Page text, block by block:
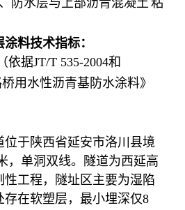
防水层与上部沥青混凝土 粘
涂料技术指标：
据JT/T 535-2004和
用水性沥青基防水涂料》
位于陕西省延安市洛川县境
，单洞双线。隧道为西延高
性工程，隧址区主要为湿陷
在软塑层，最小埋深仅8